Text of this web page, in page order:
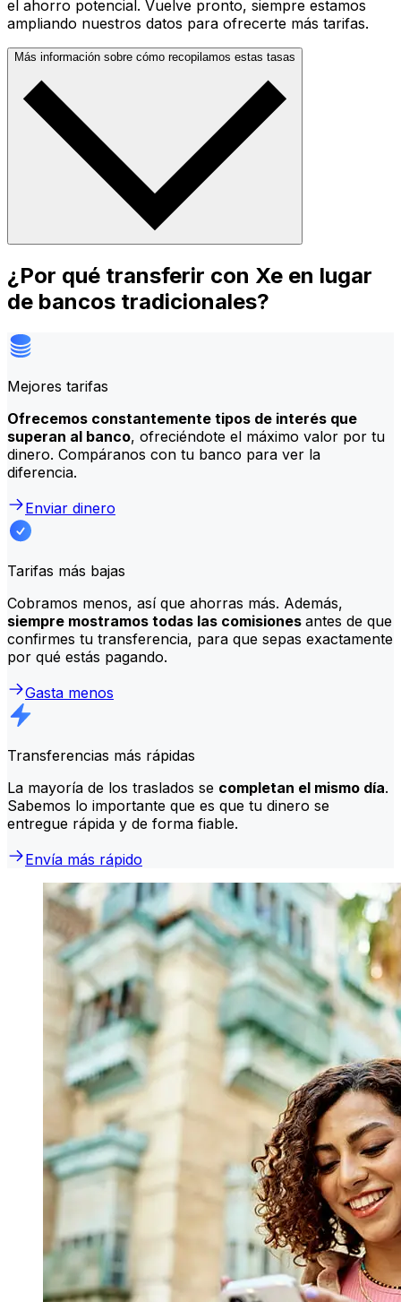
el ahorro potencial. Vuelve pronto, siempre estamos
ampliando nuestros datos para ofrecerte más tarifas.
Más información sobre cómo recopilamos estas tasas
¿Por qué transferir con Xe en lugar
de bancos tradicionales?
Mejores tarifas
Ofrecemos constantemente tipos de interés que
superan al banco, ofreciéndote el máximo valor por tu
dinero. Compáranos con tu banco para ver la
diferencia.
Enviar dinero
Tarifas más bajas
Cobramos menos, así que ahorras más. Además,
siempre mostramos todas las comisiones antes de que
confirmes tu transferencia, para que sepas exactamente
por qué estás pagando.
Gasta menos
Transferencias más rápidas
La mayoría de los traslados se completan el mismo día.
Sabemos lo importante que es que tu dinero se
entregue rápida y de forma fiable.
Envía más rápido